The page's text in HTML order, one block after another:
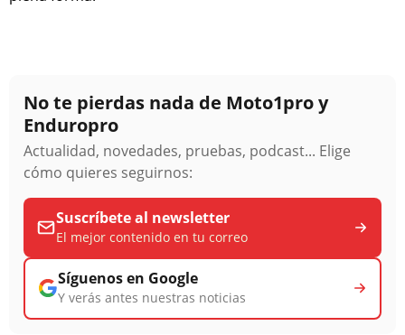
No te pierdas nada de Moto1pro y
Enduropro
Actualidad, novedades, pruebas, podcast... Elige
cómo quieres seguirnos:
Suscríbete al newsletter
El mejor contenido en tu correo
Síguenos en Google
Y verás antes nuestras noticias